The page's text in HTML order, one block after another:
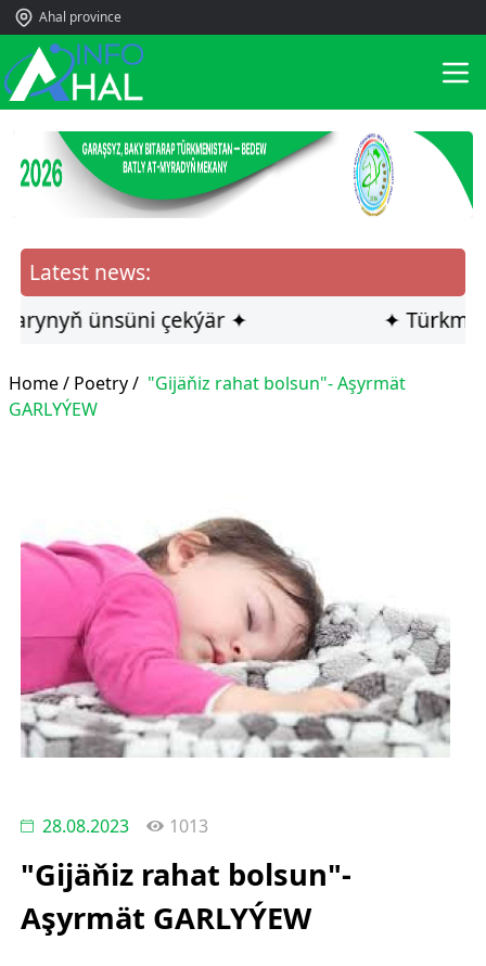
Ahal province
Latest news:
ünsüni çekýär ✦
✦ Türkmen
Home / Poetry/ "Gijäňiz rahat bolsun"- Aşyrmät
GARLYÝEW
28.08.2023 1013
"Gijäňiz rahat bolsun"-
Aşyrmät GARLYÝEW